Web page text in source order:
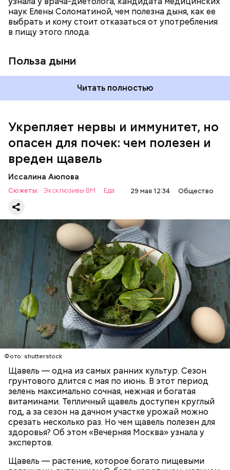
наук Елены Соломатиной, чем полезна дыня, как ее
выбрать и кому стоит отказаться от употребления
в пищу этого плода.
Польза дыни
Читать полностью
Укрепляет нервы и иммунитет, но
опасен для почек: чем полезен и
вреден щавель
Иссалина Аюпова
Сюжеты: Эксклюзивы ВМ Еда 29 мая 12:34 Общество
Фото: shutterstock
Щавель — одна из самых ранних культур. Сезон
грунтового длится с мая по июнь. В этот период
зелень максимально сочная, нежная и богатая
витаминами. Тепличный щавель доступен круглый
год, а за сезон на дачном участке урожай можно
срезать несколько раз. Но чем щавель полезен для
здоровья? Об этом «Вечерняя Москва» узнала у
экспертов.
Щавель — растение, которое богато пищевыми
Опасность же щавеля состоит в том, что он
содержит большое количество щавелевой кислоты,
которая может способствовать образованию
— Если человек уже болеет мочекаменной
болезнью, щавель ему не рекомендуется. При
артрите, гастрите, холецистите, синдроме
раздраженного кишечника, язвах и панкреатите
продукт тоже лучше исключить из рациона, —
предупредила врач. — Он может привести к
повышению кислотности желудка и раздражать
слизистые оболочки.
По мнению специалиста, здоровому человеку
достаточно включать щавель в рацион несколько
раз в месяц. В небольших количествах в свежем
ЗДОРОВЬЕ ВРАЧИ
РАСТЕНИЯ
ПРОДУКТЫ